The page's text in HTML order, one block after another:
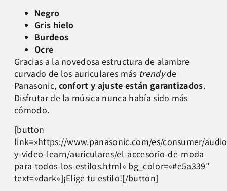
Negro
Gris hielo
Burdeos
Ocre
Gracias a la novedosa estructura de alambre
curvado de los auriculares más trendyde
Panasonic, confort y ajuste están garantizados.
Disfrutar de la música nunca había sido más
cómodo.
[button
link=»https://www.panasonic.com/es/consumer/
y-video-learn/auriculares/el-accesorio-de-moda-
para-todos-los-estilos.html» bg_color=»#e5a339″
text=»dark»]¡Elige tu estilo![/button]